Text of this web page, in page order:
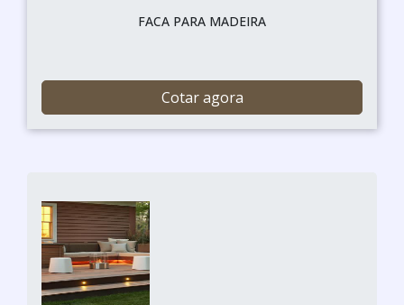
FACA PARA MADEIRA
Cotar agora